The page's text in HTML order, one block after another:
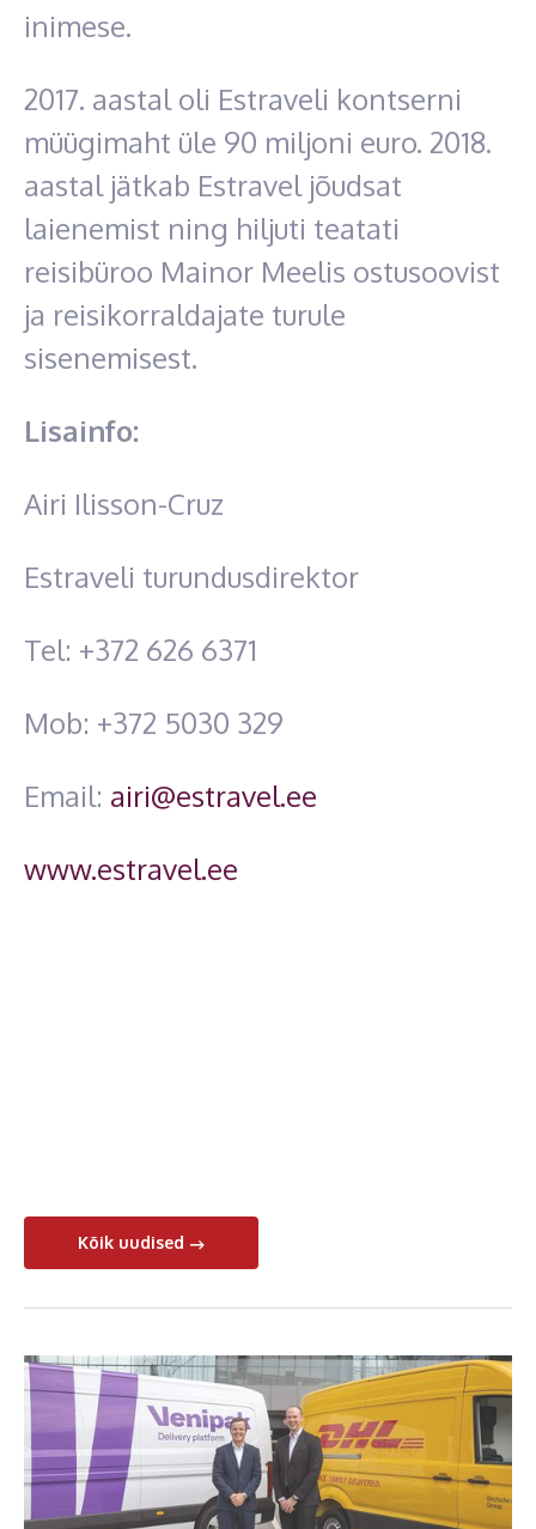
inimese.
2017. aastal oli Estraveli kontserni
müügimaht üle 90 miljoni euro. 2018.
aastal jätkab Estravel jõudsat
laienemist ning hiljuti teatati
reisibüroo Mainor Meelis ostusoovist
ja reisikorraldajate turule
sisenemisest.
Lisainfo:
Airi Ilisson-Cruz
Estraveli turundusdirektor
Tel: +372 626 6371
Mob: +372 5030 329
Email: airi@estravel.ee
www.estravel.ee
Kõik uudised